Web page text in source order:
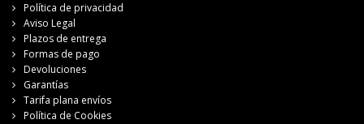
Política de privacidad
Aviso Legal
Plazos de entrega
Formas de pago
Devoluciones
Garantías
Tarifa plana envíos
Política de Cookies